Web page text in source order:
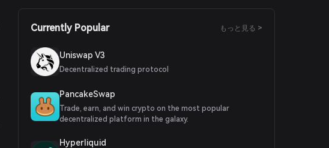
Currently Popular もっと見る >
Uniswap V3
Decentralized trading protocol
PancakeSwap
Trade, earn, and win crypto on the most popular
decentralized platform in the galaxy.
Hyperliquid